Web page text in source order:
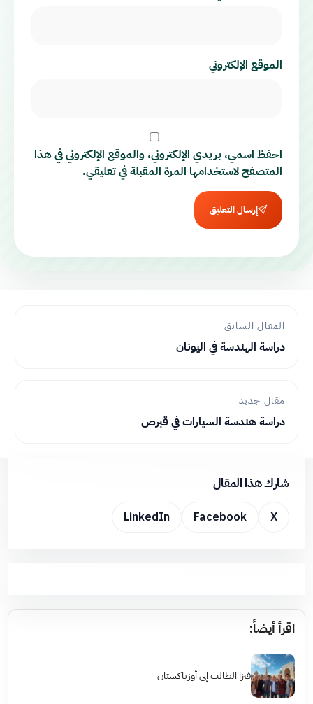
الموقع الإلكتروني
احفظ اسمي، بريدي الإلكتروني، والموقع الإلكتروني في هذا
المتصفح لاستخدامها المرة المقبلة في تعليقي.
إرسال التعليق
المقال السابق
دراسة الهندسة في اليونان
مقال جديد
دراسة هندسة السيارات في قبرص
شارك هذا المقال
X
Facebook
LinkedIn
اقرأ أيضاً:
فيزا الطالب إلى أوزباكستان